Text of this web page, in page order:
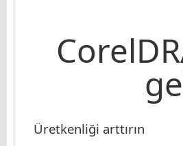
Üretkenliği arttırın